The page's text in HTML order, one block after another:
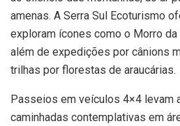
amenas. A Serra Sul Ecoturismo
exploram ícones como o Morro da
além de expedições por cânions
trilhas por florestas de araucárias.
Passeios em veículos 4×4 levam
caminhadas contemplativas em